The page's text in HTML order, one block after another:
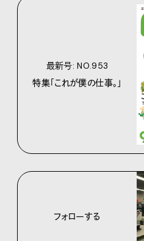
最新号: NO.953
特集「これが僕の仕事。」
フォローする